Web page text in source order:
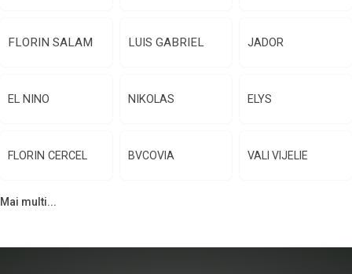
FLORIN SALAM LUIS GABRIEL JADOR
EL NINO NIKOLAS ELYS
FLORIN CERCEL BVCOVIA VALI VIJELIE
Mai multi...